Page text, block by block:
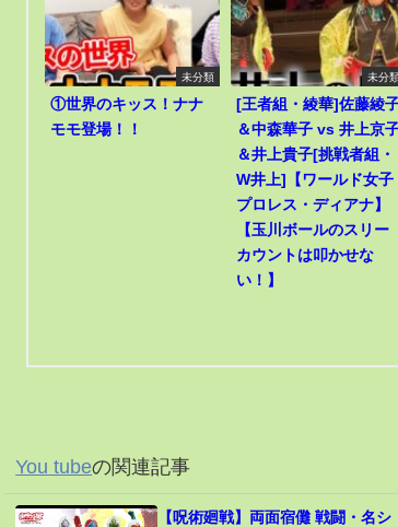
未分類
①世界のキッス！ナナ
モモ登場！！
未分
[王者組・綾華]佐藤綾
＆中森華子 vs 井上京
＆井上貴子[挑戦者組・
W井上]【ワールド女子
プロレス・ディアナ】
【玉川ボールのスリー
カウントは叩かせな
い！】
You tubeの関連記事
【呪術廻戦】両面宿儺 戦闘・名シ